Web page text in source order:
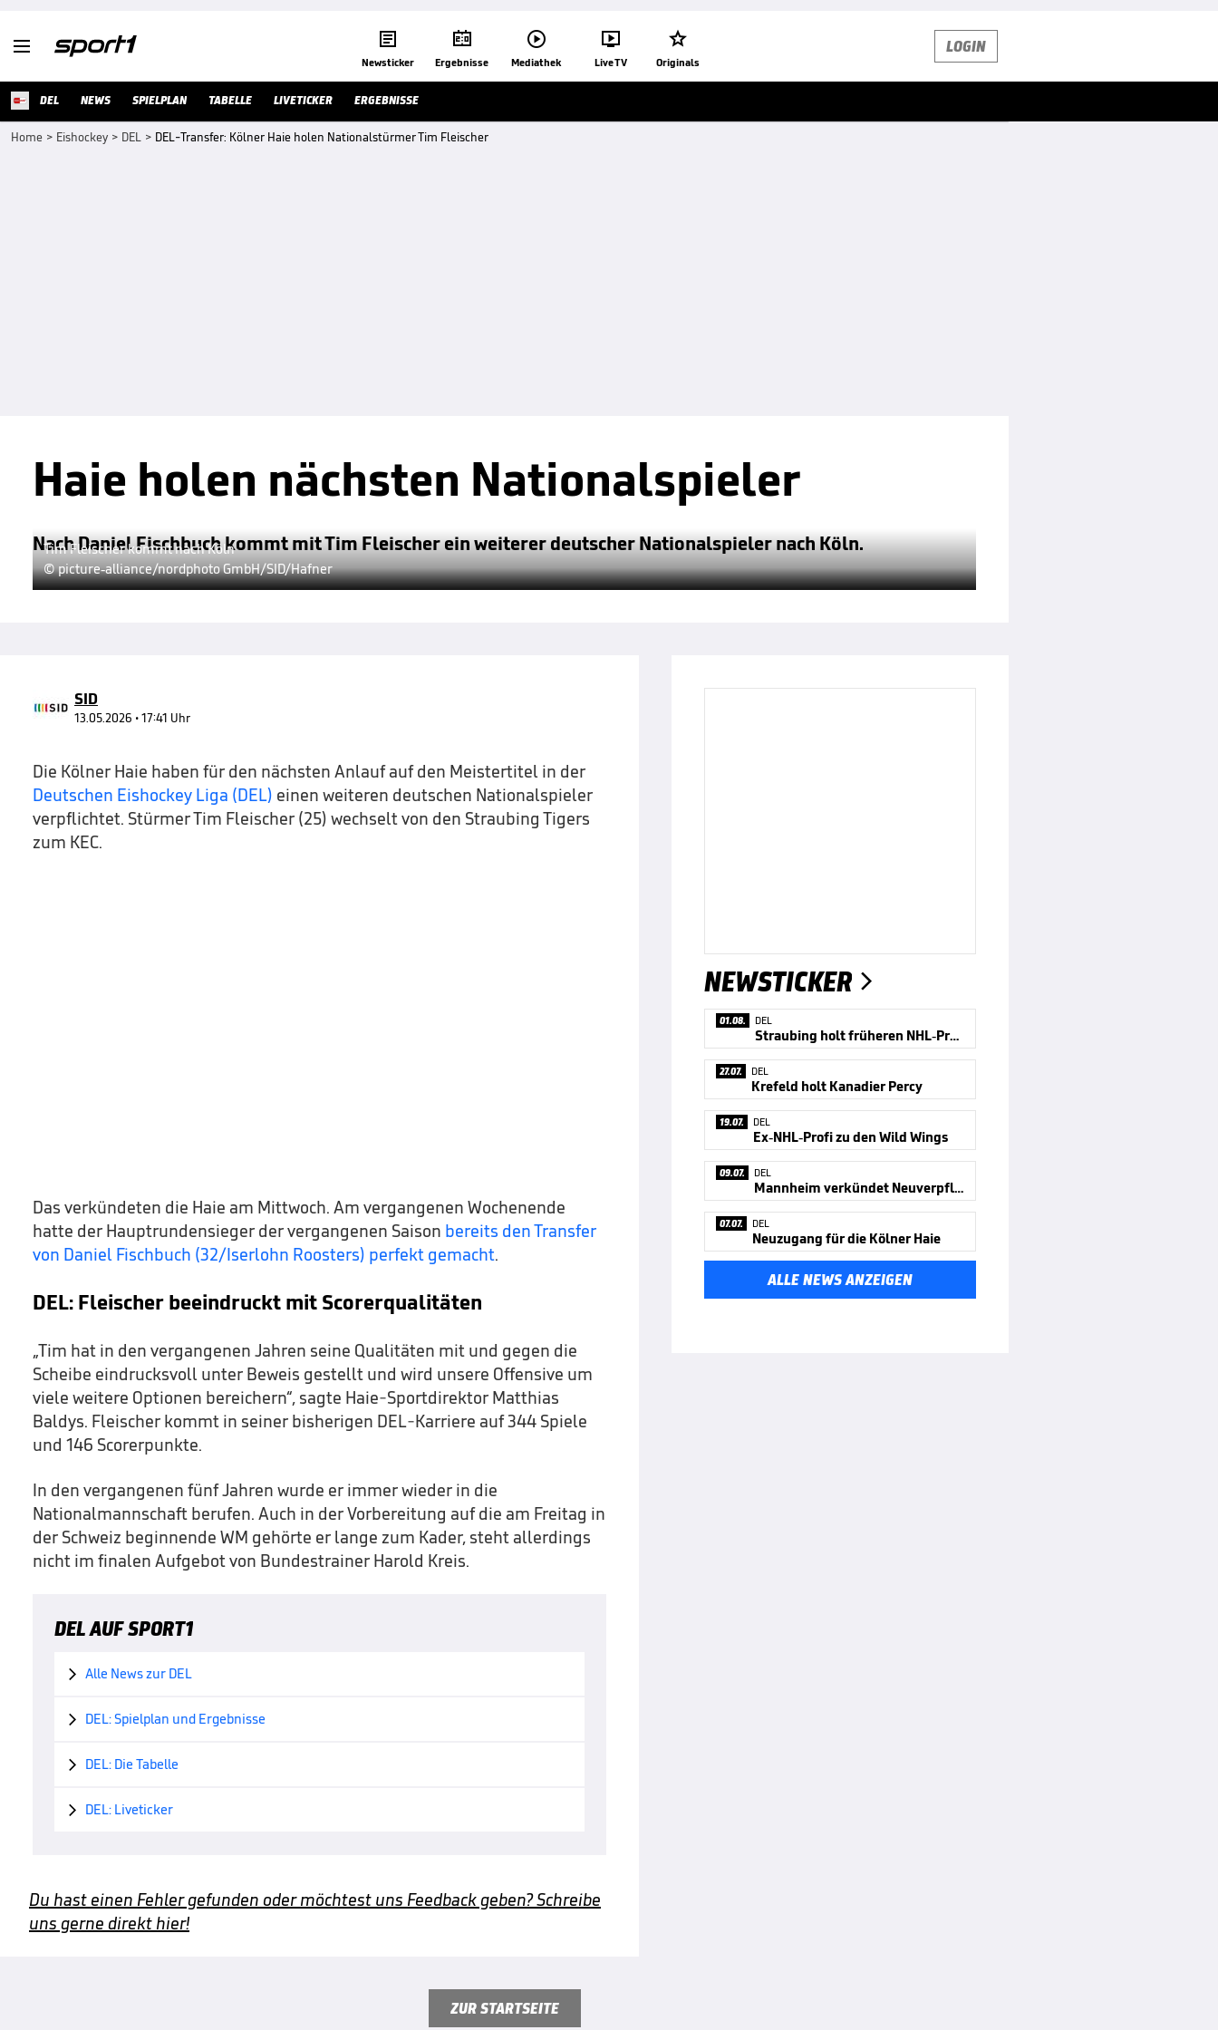
 
Newsticker

Ergebnisse

Mediathek

Live TV

Originals
LOGIN
DEL NEWS SPIELPLAN TABELLE LIVETICKER ERGEBNISSE
Home > Eishockey > DEL > DEL-Transfer: Kölner Haie holen Nationalstürmer Tim Fleischer
Haie holen nächsten Nationalspieler
Nach Daniel Fischbuch kommt mit Tim Fleischer ein weiterer deutscher Nationalspieler nach Köln.
Tim Fleischer kommt nach Köln
© picture-alliance/nordphoto GmbH/SID/Hafner
SID
13.05.2026 • 17:41 Uhr
Die Kölner Haie haben für den nächsten Anlauf auf den Meistertitel in der
Deutschen Eishockey Liga (DEL) einen weiteren deutschen Nationalspieler
verpflichtet. Stürmer Tim Fleischer (25) wechselt von den Straubing Tigers
zum KEC.
Das verkündeten die Haie am Mittwoch. Am vergangenen Wochenende
hatte der Hauptrundensieger der vergangenen Saison bereits den Transfer
von Daniel Fischbuch (32/Iserlohn Roosters) perfekt gemacht.
DEL: Fleischer beeindruckt mit Scorerqualitäten
„Tim hat in den vergangenen Jahren seine Qualitäten mit und gegen die
Scheibe eindrucksvoll unter Beweis gestellt und wird unsere Offensive um
viele weitere Optionen bereichern“, sagte Haie-Sportdirektor Matthias
Baldys. Fleischer kommt in seiner bisherigen DEL-Karriere auf 344 Spiele
und 146 Scorerpunkte.
In den vergangenen fünf Jahren wurde er immer wieder in die
Nationalmannschaft berufen. Auch in der Vorbereitung auf die am Freitag in
der Schweiz beginnende WM gehörte er lange zum Kader, steht allerdings
nicht im finalen Aufgebot von Bundestrainer Harold Kreis.
DEL AUF SPORT1
 Alle News zur DEL
 DEL: Spielplan und Ergebnisse
 DEL: Die Tabelle
 DEL: Liveticker
Du hast einen Fehler gefunden oder möchtest uns Feedback geben? Schreibe
uns gerne direkt hier!
NEWSTICKER 
01.08. DEL
Straubing holt früheren NHL-Profi
27.07. DEL
Krefeld holt Kanadier Percy
19.07. DEL
Ex-NHL-Profi zu den Wild Wings
09.07. DEL
Mannheim verkündet Neuverpflichtung
07.07. DEL
Neuzugang für die Kölner Haie
ALLE NEWS ANZEIGEN
ZUR STARTSEITE